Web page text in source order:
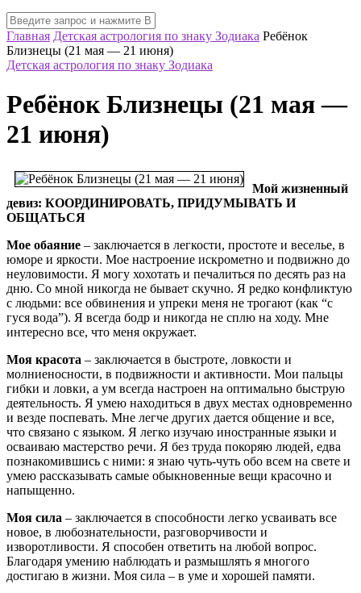
Главная Детская астрология по знаку Зодиака Ребёнок
Близнецы (21 мая — 21 июня)
Детская астрология по знаку Зодиака
Ребёнок Близнецы (21 мая —
21 июня)
Мой жизненный
девиз: КООРДИНИРОВАТЬ, ПРИДУМЫВАТЬ И
ОБЩАТЬСЯ
Мое обаяние – заключается в легкости, простоте и веселье, в
юморе и яркости. Мое настроение искрометно и подвижно до
неуловимости. Я могу хохотать и печалиться по десять раз на
дню. Со мной никогда не бывает скучно. Я редко конфликтую
с людьми: все обвинения и упреки меня не трогают (как “с
гуся вода”). Я всегда бодр и никогда не сплю на ходу. Мне
интересно все, что меня окружает.
Моя красота – заключается в быстроте, ловкости и
молниеносности, в подвижности и активности. Мои пальцы
гибки и ловки, а ум всегда настроен на оптимально быструю
деятельность. Я умею находиться в двух местах одновременно
и везде поспевать. Мне легче других дается общение и все,
что связано с языком. Я легко изучаю иностранные языки и
осваиваю мастерство речи. Я без труда покоряю людей, едва
познакомившись с ними: я знаю чуть-чуть обо всем на свете и
умею рассказывать самые обыкновенные вещи красочно и
напыщенно.
Моя сила – заключается в способности легко усваивать все
новое, в любознательности, разговорчивости и
изворотливости. Я способен ответить на любой вопрос.
Благодаря умению наблюдать и размышлять я многого
достигаю в жизни. Моя сила – в уме и хорошей памяти.